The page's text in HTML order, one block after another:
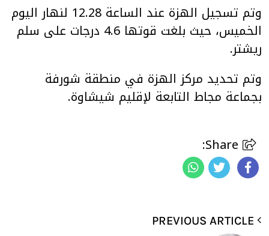
وتم تسجيل الهزة عند الساعة 12.28 لنهار اليوم
الخميس، حيث بلغت قوتها 4.6 درجات على سلم
ريشتر.
وتم تحديد مركز الهزة في منطقة شورفة
بجماعة مجاط التابعة لإقليم شيشاوة.